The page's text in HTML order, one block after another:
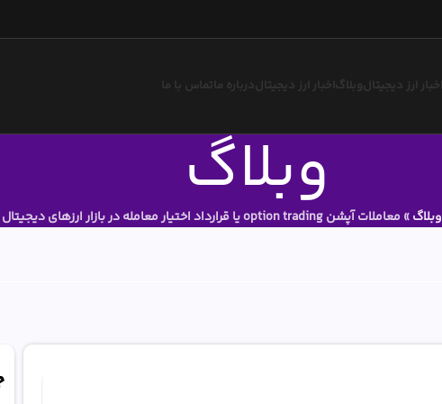
اخبار ارز دیجیتالوبلاگ اخبار ارز دیجیتالدرباره ماتماس با ما
وبلاگ وبلاگ» معاملات آپشن option trading یا قرارداد اختیار معامله در بازار ارزهای دیجیتال چیست؟